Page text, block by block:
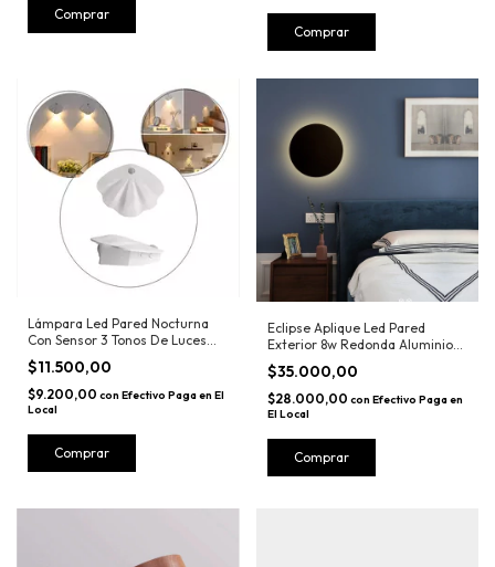
Comprar
Lámpara Led Pared Nocturna
Con Sensor 3 Tonos De Luces
Usb
$11.500,00
$9.200,00 con Efectivo Paga en El
Local
Eclipse Aplique Led Pared
Exterior 8w Redonda Aluminio
Decoracion Moderno 18CM
$35.000,00
$28.000,00 con Efectivo Paga en
El Local